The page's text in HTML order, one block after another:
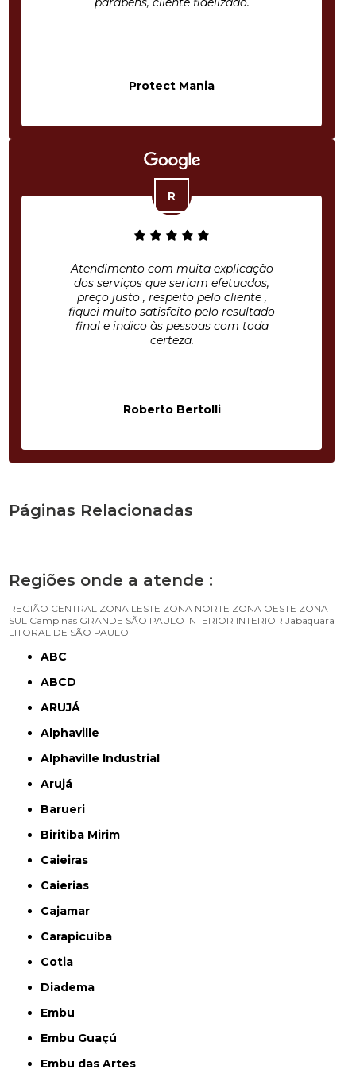
Protect Mania
Atendimento com muita explicação
dos serviços que seriam efetuados,
preço justo , respeito pelo cliente ,
fiquei muito satisfeito pelo resultado
final e indico às pessoas com toda
certeza.
Roberto Bertolli
Páginas Relacionadas
Regiões onde a atende :
REGIÃO CENTRAL ZONA LESTE ZONA NORTE ZONA OESTE ZONA
SUL Campinas GRANDE SÃO PAULO INTERIOR INTERIOR Jabaquara
LITORAL DE SÃO PAULO
ABC
ABCD
ARUJÁ
Alphaville
Alphaville Industrial
Arujá
Barueri
Biritiba Mirim
Caieiras
Caierias
Cajamar
Carapicuíba
Cotia
Diadema
Embu
Embu Guaçú
Embu das Artes